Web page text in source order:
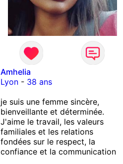
Amhelia
Lyon- 38 ans
je suis une femme sincère,
bienveillante et déterminée.
J'aime le travail, les valeurs
familiales et les relations
fondées sur le respect, la
confiance et la communication